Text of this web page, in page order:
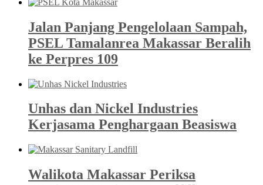
Jalan Panjang Pengelolaan Sampah,
PSEL Tamalanrea Makassar Beralih
ke Perpres 109
Unhas dan Nickel Industries
Kerjasama Penghargaan Beasiswa
Walikota Makassar Periksa